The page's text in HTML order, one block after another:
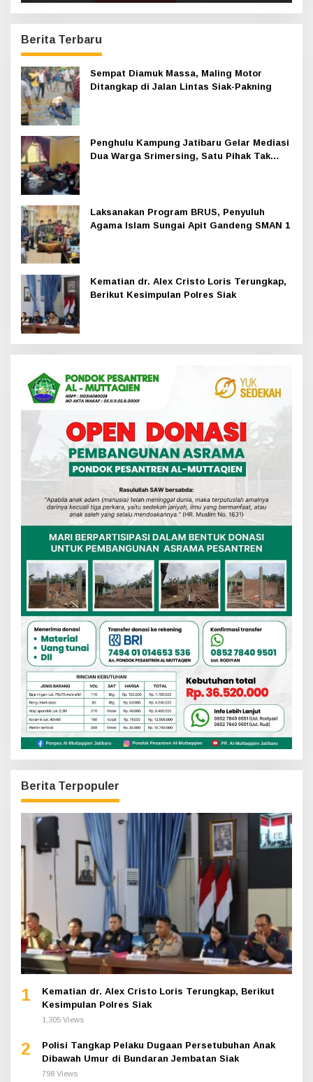
Berita Terbaru
Sempat Diamuk Massa, Maling Motor
Ditangkap di Jalan Lintas Siak-Pakning
Penghulu Kampung Jatibaru Gelar Mediasi
Dua Warga Srimersing, Satu Pihak Tak
Laksanakan Program BRUS, Penyuluh
Agama Islam Sungai Apit Gandeng SMAN 1
Kematian dr. Alex Cristo Loris Terungkap,
Berikut Kesimpulan Polres Siak
Berita Terpopuler
1
Kematian dr. Alex Cristo Loris Terungkap, Berikut
Kesimpulan Polres Siak
1,305 Views
2
Polisi Tangkap Pelaku Dugaan Persetubuhan Anak
Dibawah Umur di Bundaran Jembatan Siak
798 Views